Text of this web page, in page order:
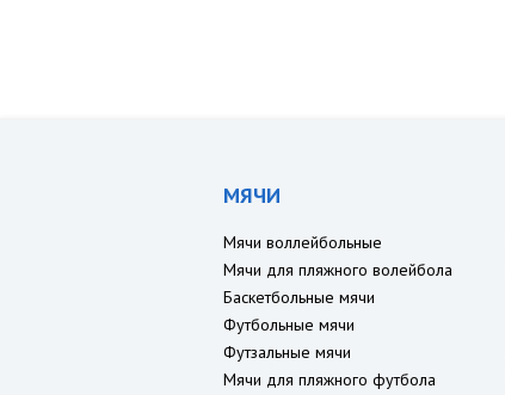
МЯЧИ
Мячи воллейбольные
Мячи для пляжного волейбола
Баскетбольные мячи
Футбольные мячи
Футзальные мячи
Мячи для пляжного футбола